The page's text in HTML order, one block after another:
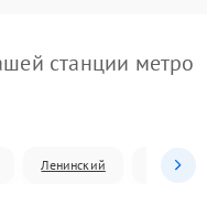
станции метро
Ленинский